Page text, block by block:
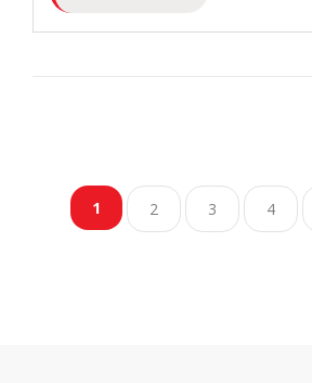
1 2 3 4